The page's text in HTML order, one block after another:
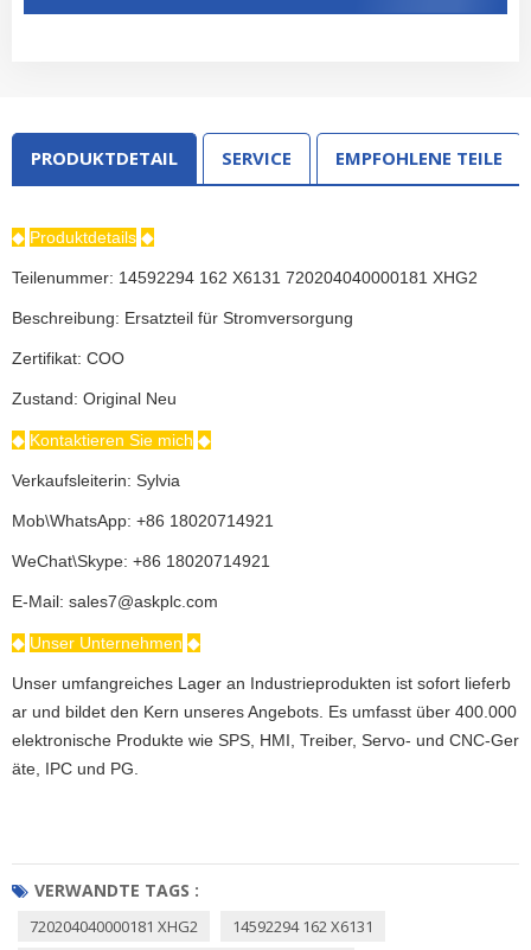
PRODUKTDETAIL SERVICE EMPFOHLENE TEILE
◆ Produktdetails ◆
Teilenummer: 14592294 162 X6131 720204040000181 XHG2
Beschreibung: Ersatzteil für Stromversorgung
Zertifikat: COO
Zustand: Original Neu
◆ Kontaktieren Sie mich ◆
Verkaufsleiterin: Sylvia
Mob\WhatsApp: +86 18020714921
WeChat\Skype: +86 18020714921
E-Mail: sales7@askplc.com
◆ Unser Unternehmen ◆
Unser umfangreiches Lager an Industrieprodukten ist sofort lieferb
ar und bildet den Kern unseres Angebots. Es umfasst über 400.000
elektronische Produkte wie SPS, HMI, Treiber, Servo- und CNC-Ger
äte, IPC und PG.
VERWANDTE TAGS :
720204040000181 XHG2 14592294 162 X6131